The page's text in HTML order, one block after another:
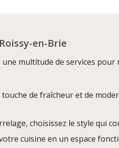
en-Brie
multitude de services
de fraîcheur et de
choisissez le style qui
cuisine en un espace